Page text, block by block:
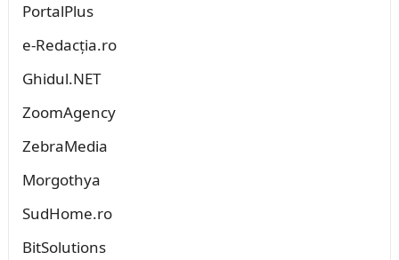
PortalPlus
e-Redacția.ro
Ghidul.NET
ZoomAgency
ZebraMedia
Morgothya
SudHome.ro
BitSolutions